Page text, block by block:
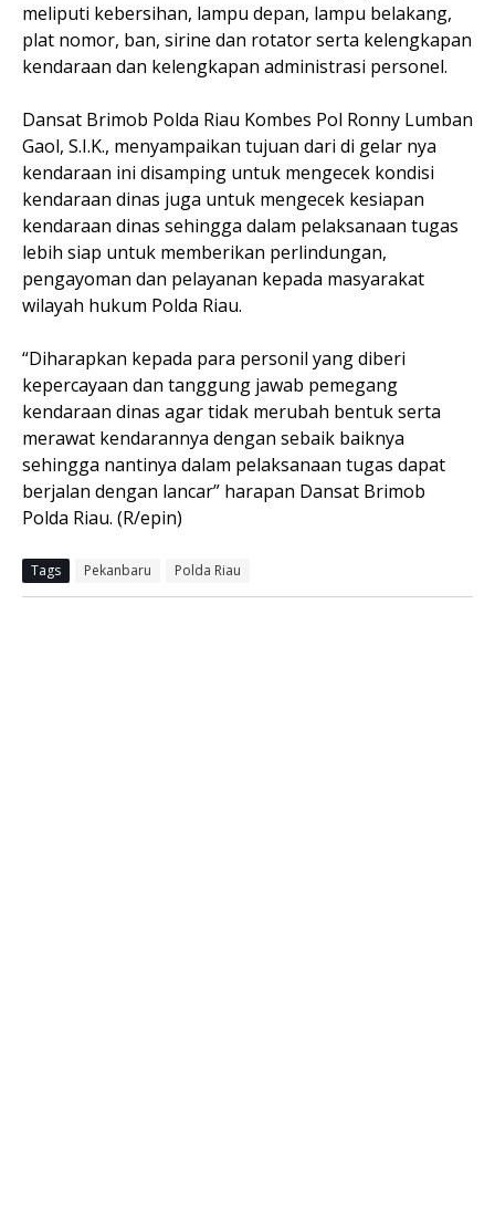
meliputi kebersihan, lampu depan, lampu belakang,
plat nomor, ban, sirine dan rotator serta kelengkapan
kendaraan dan kelengkapan administrasi personel.
Dansat Brimob Polda Riau Kombes Pol Ronny Lumban
Gaol, S.I.K., menyampaikan tujuan dari di gelar nya
kendaraan ini disamping untuk mengecek kondisi
kendaraan dinas juga untuk mengecek kesiapan
kendaraan dinas sehingga dalam pelaksanaan tugas
lebih siap untuk memberikan perlindungan,
pengayoman dan pelayanan kepada masyarakat
wilayah hukum Polda Riau.
“Diharapkan kepada para personil yang diberi
kepercayaan dan tanggung jawab pemegang
kendaraan dinas agar tidak merubah bentuk serta
merawat kendarannya dengan sebaik baiknya
sehingga nantinya dalam pelaksanaan tugas dapat
berjalan dengan lancar” harapan Dansat Brimob
Polda Riau. (R/epin)
Tags Pekanbaru Polda Riau